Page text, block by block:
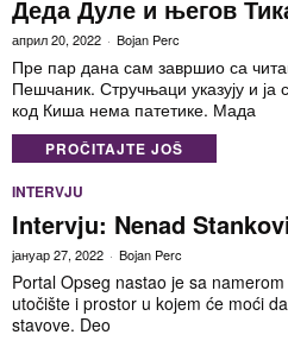
Деда Дуле и његов
април 20, 2022 Bojan Perc
Пре пар дана сам завршио са
Пешчаник. Стручњаци указују и
код Киша нема патетике. Мада
PROČITAJTE JOŠ
INTERVJU
Intervju: Nenad
јануар 27, 2022 Bojan Perc
Portal Opseg nastao je sa
utočište i prostor u kojem će moći
stavove. Deo